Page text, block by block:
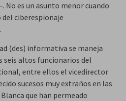
No es un asunto menor cuando
ciberespionaje
(des) informativa se maneja
seis altos funcionarios del
entre ellos el vicedirector
sucesos muy extraños en las
que han permeado